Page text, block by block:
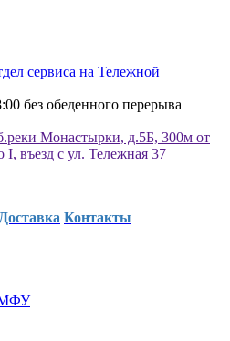
сервиса на Тележной
без обеденного перерыва
Монастырки, д.5Б, 300м от
въезд с ул. Тележная 37
Доставка Контакты